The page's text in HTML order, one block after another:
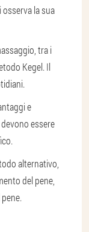
la sua
, tra i
Kegel. Il
e
essere
alternativo,
del pene,